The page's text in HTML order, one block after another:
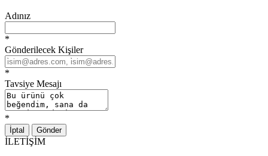
Adınız
*
Gönderilecek Kişiler
*
Tavsiye Mesajı
*
İptal Gönder
İLETİŞİM